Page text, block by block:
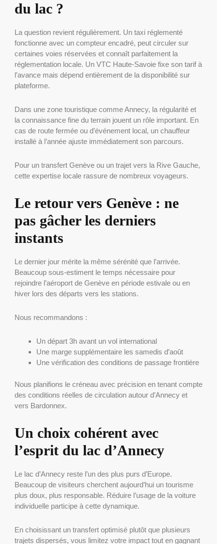
du lac ?
La question revient régulièrement. Un taxi réglementé
fonctionne avec un compteur encadré, peut circuler sur
certaines voies réservées et connaît parfaitement la
réglementation locale. Un VTC Haute-Savoie fixe son tarif à
l’avance mais dépend entièrement de la disponibilité sur
plateforme.
Dans une zone touristique comme Annecy, la régularité et
la connaissance fine du terrain jouent un rôle important. En
cas de route fermée ou d’événement local, un chauffeur
installé à l’année ajuste immédiatement son parcours.
Pour un transfert Genève ou un trajet vers la Rive Gauche,
cette expertise locale rassure de nombreux voyageurs.
Le retour vers Genève : ne
pas gâcher les derniers
instants
Le dernier jour mérite la même sérénité que l’arrivée.
Beaucoup sous-estiment le temps nécessaire pour
rejoindre l’aéroport de Genève en période estivale ou en
hiver lors des départs vers les stations.
Nous recommandons :
Un départ 3h avant un vol international
Une marge supplémentaire les samedis d’août
Une vérification des conditions de passage frontière
Nous planifions le créneau avec précision en tenant compte
des conditions réelles de circulation autour d’Annecy et
vers Bardonnex.
Un choix cohérent avec
l’esprit du lac d’Annecy
Le lac d’Annecy reste l’un des plus purs d’Europe.
Beaucoup de visiteurs cherchent aujourd’hui un tourisme
plus doux, plus responsable. Réduire l’usage de la voiture
individuelle participe à cette dynamique.
En choisissant un transfert optimisé plutôt que plusieurs
trajets dispersés, vous limitez votre impact tout en gagnant